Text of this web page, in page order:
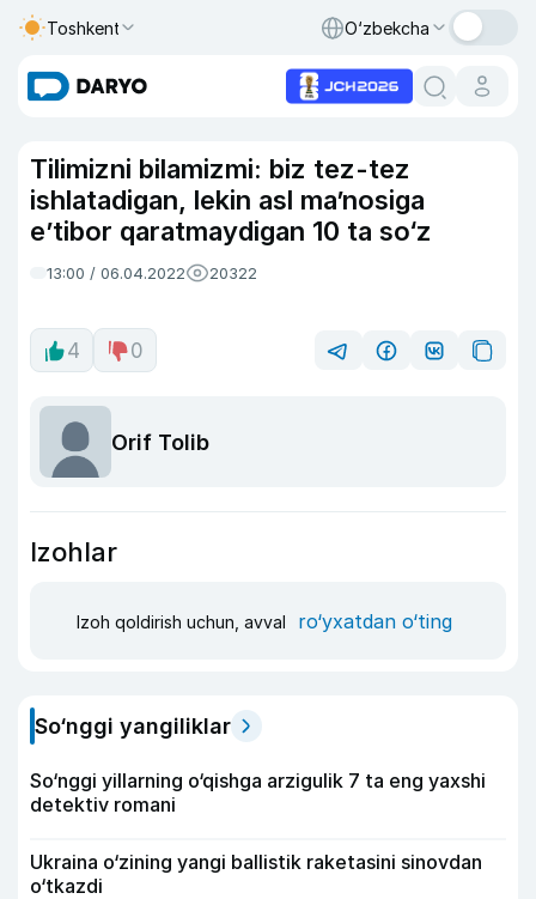
Toshkent O‘zbekcha
Tilimizni bilamizmi: biz tez-tez
ishlatadigan, lekin asl ma’nosiga
e’tibor qaratmaydigan 10 ta so‘z
13:00 / 06.04.2022 20322
4 0
Orif Tolib
Izohlar
Izoh qoldirish uchun, avval ro‘yxatdan o‘ting
So‘nggi yangiliklar
So‘nggi yillarning o‘qishga arzigulik 7 ta eng yaxshi
detektiv romani
Ukraina o‘zining yangi ballistik raketasini sinovdan
o‘tkazdi